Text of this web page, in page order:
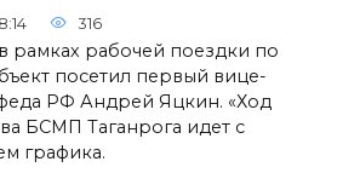
316
рамках рабочей поездки по
посетил первый вице-
РФ Андрей Яцкин. «Ход
БСМП Таганрога идет с
графика.